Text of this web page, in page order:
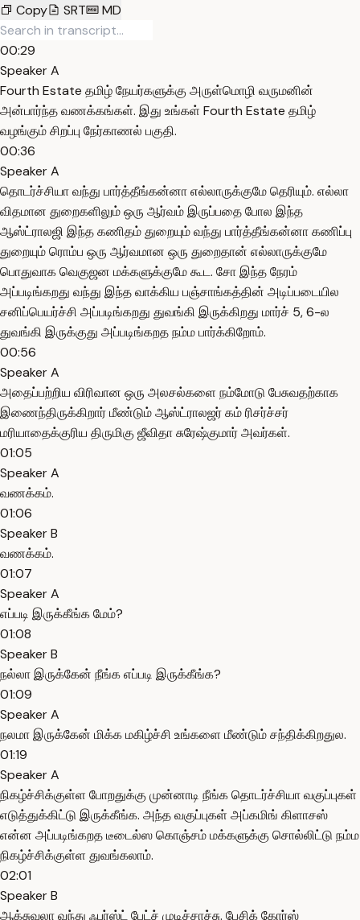
Copy
SRT MD
00:29
Speaker A
Fourth Estate தமிழ் நேயர்களுக்கு அருள்மொழி வருமனின்
அன்பார்ந்த வணக்கங்கள். இது உங்கள் Fourth Estate தமிழ்
வழங்கும் சிறப்பு நேர்காணல் பகுதி.
00:36
Speaker A
தொடர்ச்சியா வந்து பார்த்தீங்கன்னா எல்லாருக்குமே தெரியும். எல்லா
விதமான துறைகளிலும் ஒரு ஆர்வம் இருப்பதை போல இந்த
ஆஸ்ட்ராலஜி இந்த கணிதம் துறையும் வந்து பார்த்தீங்கன்னா கணிப்பு
துறையும் ரொம்ப ஒரு ஆர்வமான ஒரு துறைதான் எல்லாருக்குமே
பொதுவாக வெகுஜன மக்களுக்குமே கூட. சோ இந்த நேரம்
அப்படிங்கறது வந்து இந்த வாக்கிய பஞ்சாங்கத்தின் அடிப்படையில
சனிப்பெயர்ச்சி அப்படிங்கறது துவங்கி இருக்கிறது மார்ச் 5, 6-ல
துவங்கி இருக்குது அப்படிங்கறத நம்ம பார்க்கிறோம்.
00:56
Speaker A
அதைப்பற்றிய விரிவான ஒரு அலசல்களை நம்மோடு பேசுவதற்காக
இணைந்திருக்கிறார் மீண்டும் ஆஸ்ட்ராலஜர் கம் ரிசர்ச்சர்
மரியாதைக்குரிய திருமிகு ஜீவிதா சுரேஷ்குமார் அவர்கள்.
01:05
Speaker A
வணக்கம்.
01:06
Speaker B
வணக்கம்.
01:07
Speaker A
எப்படி இருக்கீங்க மேம்?
01:08
Speaker B
நல்லா இருக்கேன் நீங்க எப்படி இருக்கீங்க?
01:09
Speaker A
நலமா இருக்கேன் மிக்க மகிழ்ச்சி உங்களை மீண்டும் சந்திக்கிறதுல.
01:19
Speaker A
நிகழ்ச்சிக்குள்ள போறதுக்கு முன்னாடி நீங்க தொடர்ச்சியா வகுப்புகள்
எடுத்துக்கிட்டு இருக்கீங்க. அந்த வகுப்புகள் அப்கமிங் கிளாசஸ்
என்ன அப்படிங்கறத டீடைல்ஸ கொஞ்சம் மக்களுக்கு சொல்லிட்டு நம்ம
நிகழ்ச்சிக்குள்ள துவங்கலாம்.
02:01
Speaker B
ஆக்சுவலா வந்து ஃபர்ஸ்ட் பேட்ச் முடிச்சாச்சு. பேசிக் கோர்ஸ்